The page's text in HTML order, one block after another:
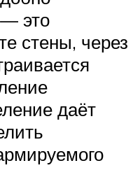
это
стены, через
даёт